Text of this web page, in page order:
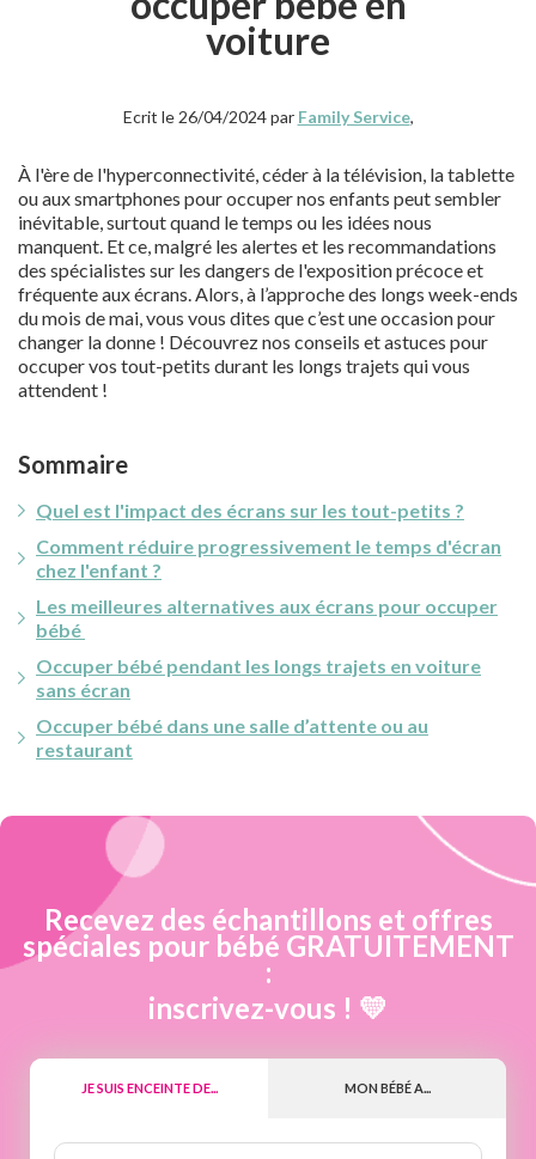
voiture
Ecrit le 26/04/2024 par Family Service,
À l'ère de l'hyperconnectivité, céder à la télévision, la tablette
ou aux smartphones pour occuper nos enfants peut sembler
inévitable, surtout quand le temps ou les idées nous
manquent. Et ce, malgré les alertes et les recommandations
des spécialistes sur les dangers de l'exposition précoce et
fréquente aux écrans. Alors, à l’approche des longs week-ends
du mois de mai, vous vous dites que c’est une occasion pour
changer la donne ! Découvrez nos conseils et astuces pour
occuper vos tout-petits durant les longs trajets qui vous
attendent !
Sommaire
Quel est l'impact des écrans sur les tout-petits ?
Comment réduire progressivement le temps d'écran
chez l'enfant ?
Les meilleures alternatives aux écrans pour occuper
bébé
Occuper bébé pendant les longs trajets en voiture
sans écran
Occuper bébé dans une salle d’attente ou au
restaurant
Recevez des échantillons et offres
spéciales pour bébé GRATUITEMENT
:
inscrivez-vous ! 💛
JE SUIS ENCEINTE DE... MON BÉBÉ A...